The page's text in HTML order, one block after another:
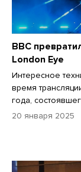
BBC
London Eye
Интересное
время
года,
20 января 2025